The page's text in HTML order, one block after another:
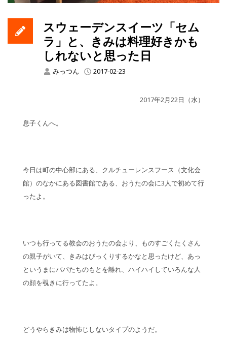
スウェーデンスイーツ「セム
ラ」と、きみは料理好きかも
しれないと思った日
みっつん 2017-02-23
2017年2月22日（水）
息子くんへ。
今日は町の中心部にある、クルチューレンスフース（文化会
館）のなかにある図書館である、おうたの会に3人で初めて行
ったよ。
いつも行ってる教会のおうたの会より、ものすごくたくさん
の親子がいて、きみはびっくりするかなと思ったけど、あっ
というまにパパたちのもとを離れ、ハイハイしていろんな人
の顔を覗きに行ってたよ。
どうやらきみは物怖じしないタイプのようだ。